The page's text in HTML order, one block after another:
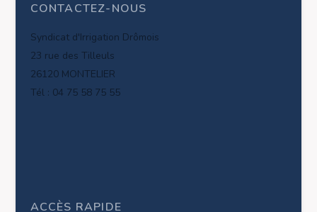
CONTACTEZ-NOUS
Syndicat d'Irrigation Drômois
23 rue des Tilleuls
26120 MONTELIER
Tél : 04 75 58 75 55
ACCÈS RAPIDE